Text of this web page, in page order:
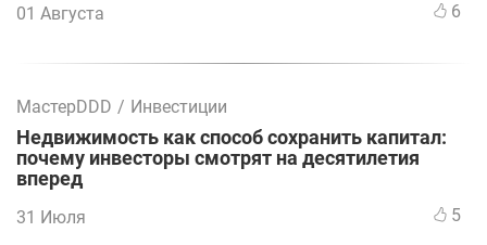
01 Августа 6
МастерDDD / Инвестиции
Недвижимость как способ сохранить капитал:
почему инвесторы смотрят на десятилетия
вперед
31 Июля 5